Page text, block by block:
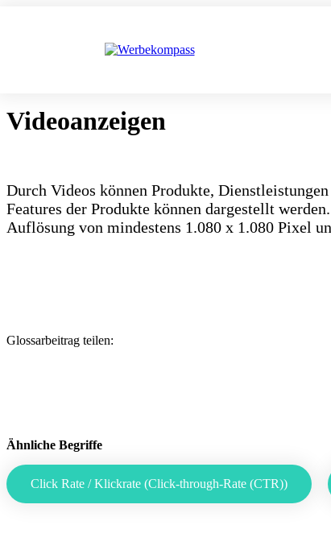
Videoanzeigen
Durch Videos können Produkte,
Features der Produkte können dargestellt
Auflösung von mindestens 1.080 x 1.080 Pixel
Glossarbeitrag teilen:
Ähnliche Begriffe
Click Rate / Klickrate (Click-through-Rate (CTR))